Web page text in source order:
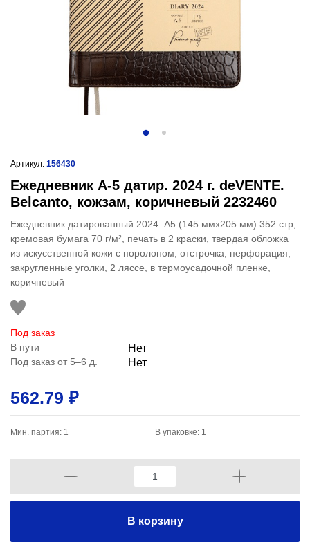
Артикул: 156430
Ежедневник А-5 датир. 2024 г. deVENTE.
Belcanto, кожзам, коричневый 2232460
Ежедневник датированный 2024 A5 (145 ммx205 мм) 352 стр,
кремовая бумага 70 г/м², печать в 2 краски, твердая обложка
из искусственной кожи с поролоном, отстрочка, перфорация,
закругленные уголки, 2 ляссе, в термоусадочной пленке,
коричневый
Под заказ
В пути
Нет
Под заказ от 5–6 д. Нет
562.79 ₽
Мин. партия: 1 В упаковке: 1
В корзину